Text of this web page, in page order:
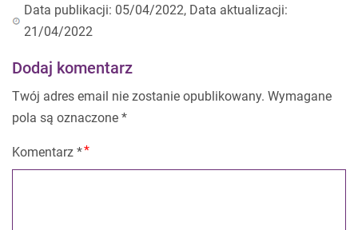
Data publikacji: 05/04/2022, Data aktualizacji:
21/04/2022
Dodaj komentarz
Twój adres email nie zostanie opublikowany. Wymagane
pola są oznaczone *
Komentarz *